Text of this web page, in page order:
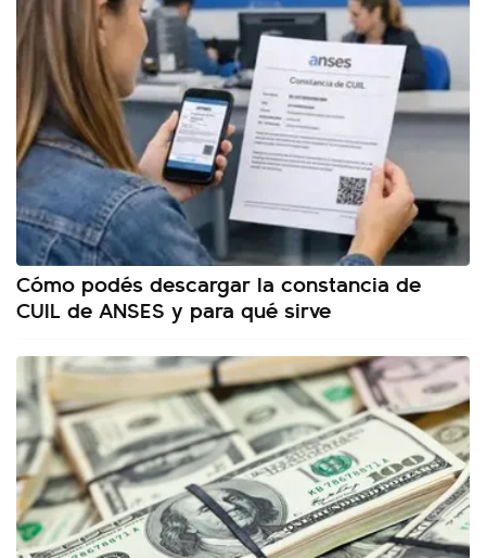
Cómo podés descargar la constancia de
CUIL de ANSES y para qué sirve